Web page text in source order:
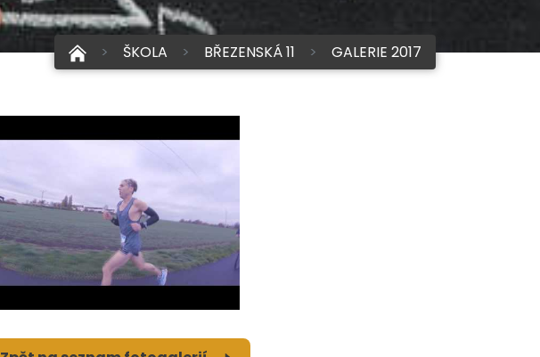
ŠKOLA BŘEZENSKÁ 11 GALERIE 2017